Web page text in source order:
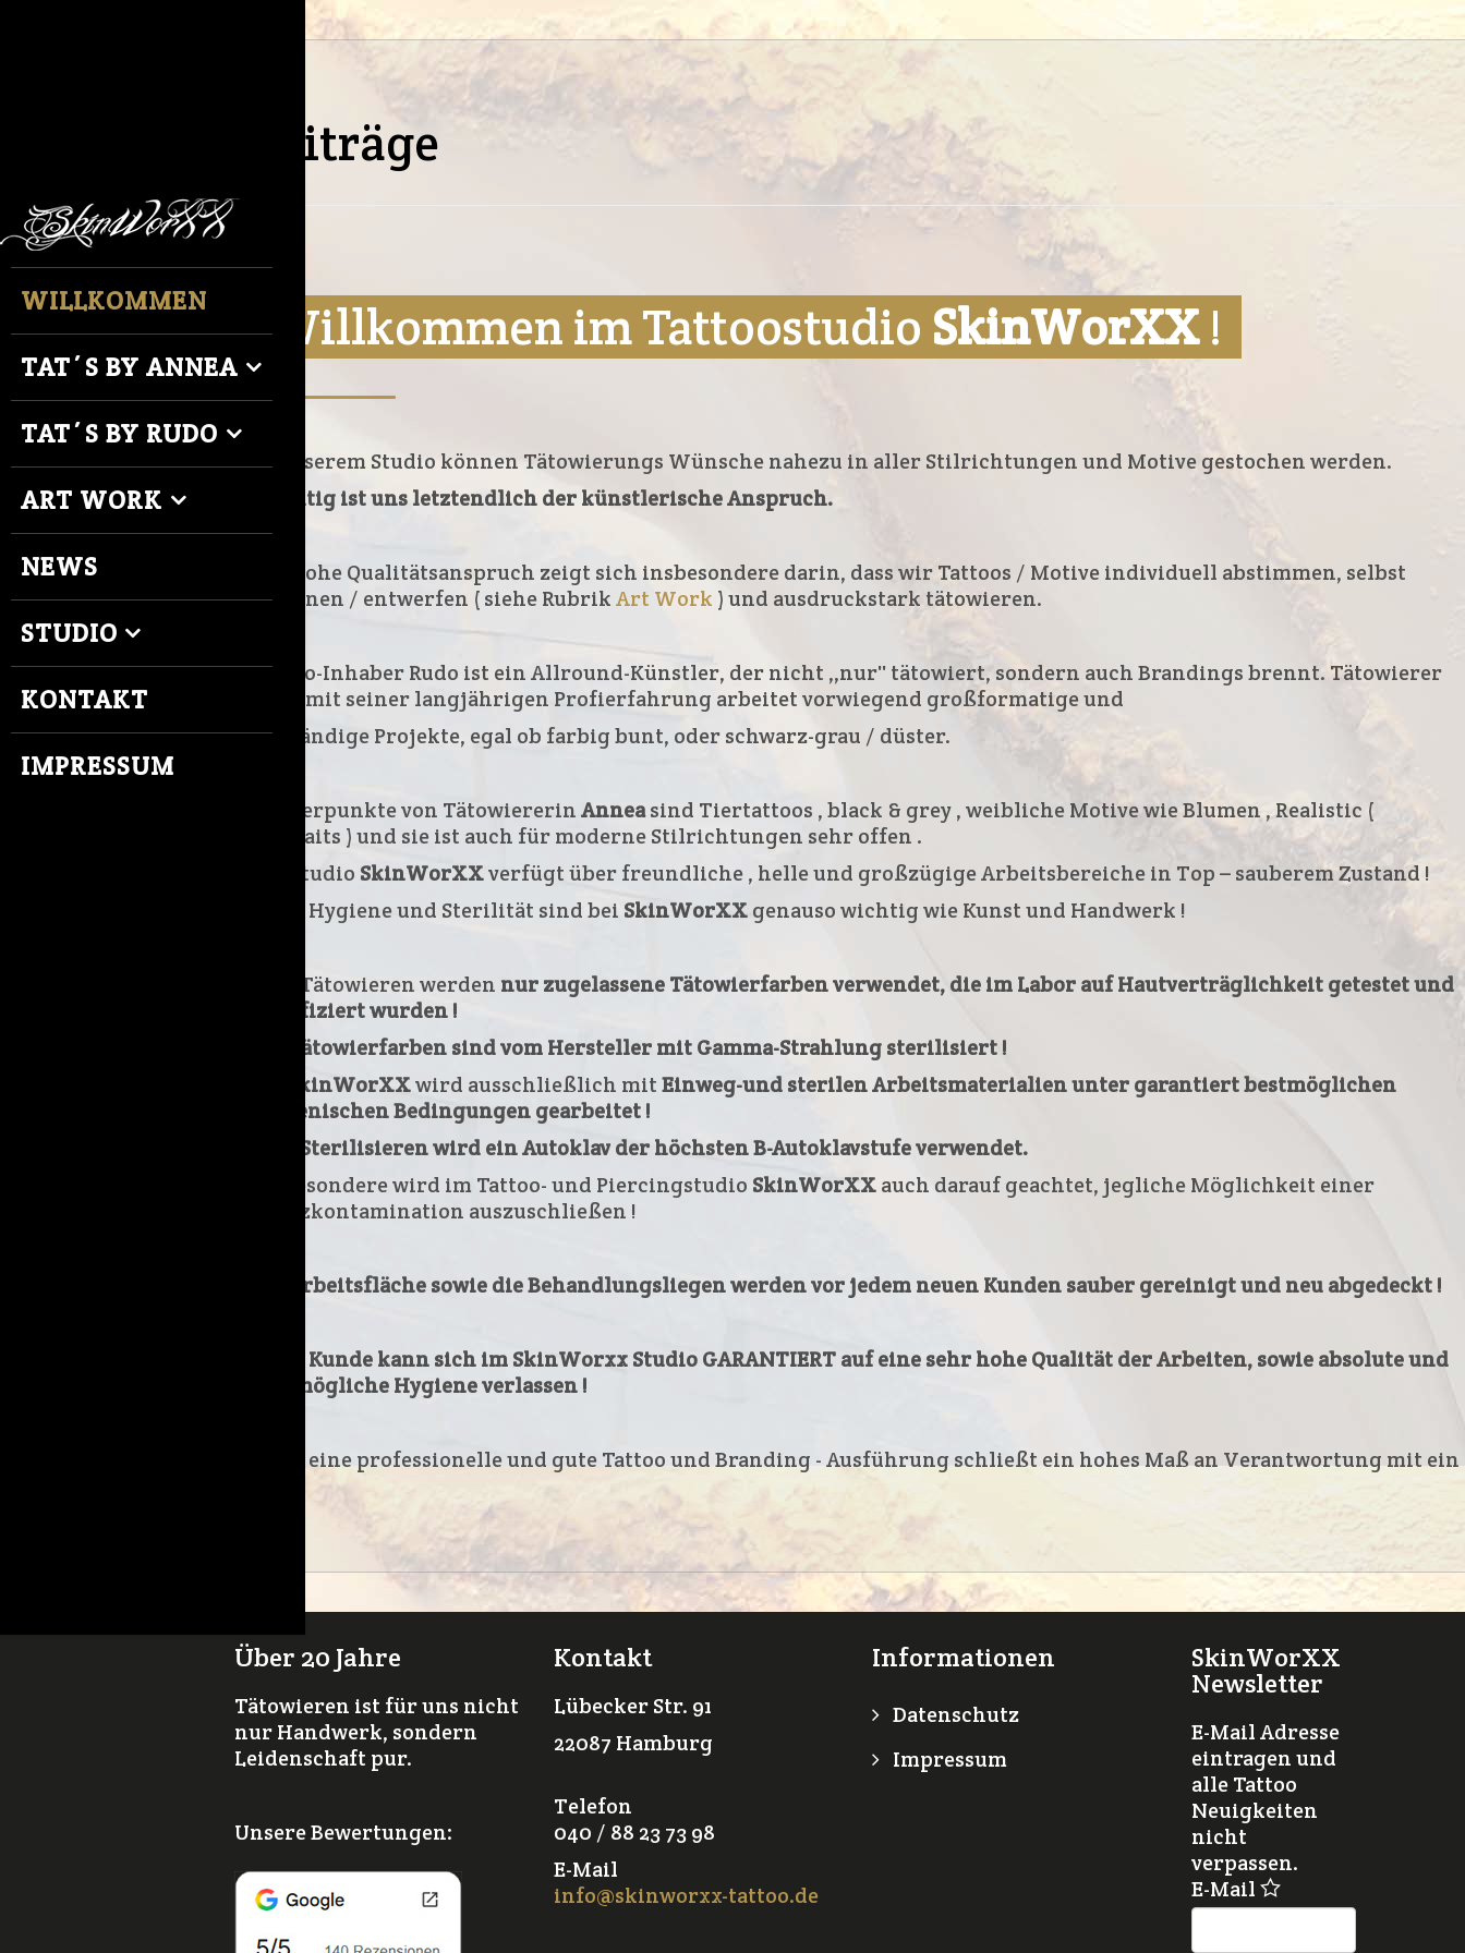
WILLKOMMEN
TAT´S BY ANNEA
TAT´S BY RUDO
ART WORK
NEWS
STUDIO
KONTAKT
IMPRESSUM
Beiträge
Willkommen im Tattoostudio SkinWorXX!
In unserem Studio können Tätowierungs Wünsche nahezu in aller Stilrichtungen und Motive gestochen werden.
Wichtig ist uns letztendlich der künstlerische Anspruch.
Der hohe Qualitätsanspruch zeigt sich insbesondere darin, dass wir Tattoos / Motive individuell abstimmen, selbst
zeichnen / entwerfen ( siehe Rubrik Art Work ) und ausdruckstark tätowieren.
Studio-Inhaber Rudo ist ein Allround-Künstler, der nicht ,,nur'' tätowiert, sondern auch Brandings brennt. Tätowierer
mit seiner langjährigen Profierfahrung arbeitet vorwiegend großformatige und
aufwändige Projekte, egal ob farbig bunt, oder schwarz-grau / düster.
Schwerpunkte von Tätowiererin Anneasind Tiertattoos , black & grey , weibliche Motive wie Blumen , Realistic (
Portraits ) und sie ist auch für moderne Stilrichtungen sehr offen .
Das Studio SkinWorXXverfügt über freundliche , helle und großzügige Arbeitsbereiche in Top – sauberem Zustand !
Denn Hygiene und Sterilität sind bei SkinWorXX genauso wichtig wie Kunst und Handwerk !
Zum Tätowieren werden nur zugelassene Tätowierfarben verwendet, die im Labor auf Hautverträglichkeit getestet und
zertifiziert wurden !
Die Tätowierfarben sind vom Hersteller mit Gamma-Strahlung sterilisiert !
SkinWorXXwird ausschließlich mit Einweg-und sterilen Arbeitsmaterialien unter garantiert bestmöglichen
hygienischen Bedingungen gearbeitet !
Zum Sterilisieren wird ein Autoklav der höchsten B-Autoklavstufe verwendet.
Insbesondere wird im Tattoo- und Piercingstudio SkinWorXX auch darauf geachtet, jegliche Möglichkeit einer
Kreuzkontamination auszuschließen !
Die Arbeitsfläche sowie die Behandlungsliegen werden vor jedem neuen Kunden sauber gereinigt und neu abgedeckt !
Jeder Kunde kann sich im SkinWorxx Studio GARANTIERT auf eine sehr hohe Qualität der Arbeiten, sowie absolute und
bestmögliche Hygiene verlassen !
Denn eine professionelle und gute Tattoo und Branding - Ausführung schließt ein hohes Maß an Verantwortung mit ein
Über 20 Jahre
Tätowieren ist für uns nicht
nur Handwerk, sondern
Leidenschaft pur.
Unsere Bewertungen:
Kontakt
Lübecker Str. 91
22087 Hamburg
Telefon
040 / 88 23 73 98
E-Mail
info@skinworxx-tattoo.de
Informationen
Datenschutz
Impressum
SkinWorXX
Newsletter
E-Mail Adresse
eintragen und
alle Tattoo
Neuigkeiten
nicht
verpassen.
E-Mail